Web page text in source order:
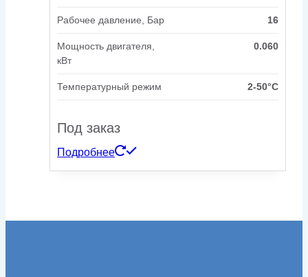
Рабочее давление, Бар 16
Мощность двигателя,
кВт
0.060
Температурный режим 2-50°С
Под заказ
Подробнее